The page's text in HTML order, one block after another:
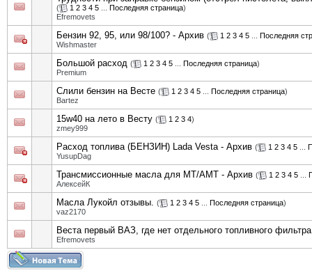
( 1 2 3 4 5 Последняя страница)
Efremovets
Бензин 92, 95, или 98/100? - Архив ( 1 2 3 4 5
Последняя
Wishmaster
Большой расход ( 1 2 3 4 5 Последняя страница)
Premium
Слили бензин на Весте ( 1 2 3 4 5 Последняя страница)
Bartez
15w40 на лето в Весту ( 1 2 3 4)
zmey999
Расход топлива (БЕНЗИН) Lada Vesta - Архив ( 1 2 3 4 5
YusupDag
Трансмиссионные масла для MT/АМТ - Архив ( 1 2 3 4 5
АлексейК
Масла Лукойл отзывы. ( 1 2 3 4 5 Последняя страница)
vaz2170
Веста первый ВАЗ, где нет отдельного топливного фильтра
Efremovets